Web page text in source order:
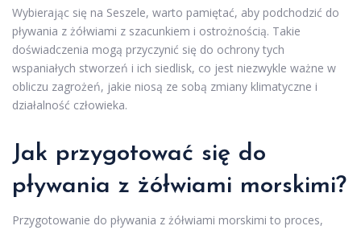
Wybierając się na Seszele, warto pamiętać, aby podchodzić do
pływania z żółwiami z szacunkiem i ostrożnością. Takie
doświadczenia mogą przyczynić się do ochrony tych
wspaniałych stworzeń i ich siedlisk, co jest niezwykle ważne w
obliczu zagrożeń, jakie niosą ze sobą zmiany klimatyczne i
działalność człowieka.
Jak przygotować się do
pływania z żółwiami morskimi?
Przygotowanie do pływania z żółwiami morskimi to proces,